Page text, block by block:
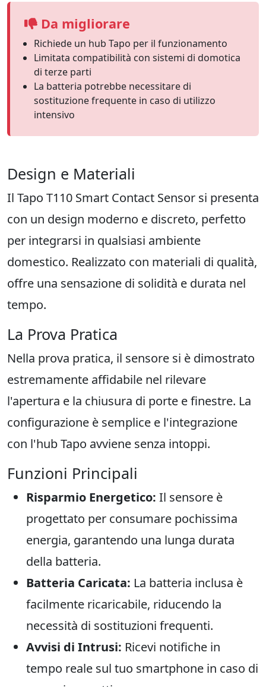
Da migliorare
Richiede un hub Tapo per il funzionamento
Limitata compatibilità con sistemi di domotica
di terze parti
La batteria potrebbe necessitare di
sostituzione frequente in caso di utilizzo
intensivo
Design e Materiali
Il Tapo T110 Smart Contact Sensor si presenta
con un design moderno e discreto, perfetto
per integrarsi in qualsiasi ambiente
domestico. Realizzato con materiali di qualità,
offre una sensazione di solidità e durata nel
tempo.
La Prova Pratica
Nella prova pratica, il sensore si è dimostrato
estremamente affidabile nel rilevare
l'apertura e la chiusura di porte e finestre. La
configurazione è semplice e l'integrazione
con l'hub Tapo avviene senza intoppi.
Funzioni Principali
Risparmio Energetico: Il sensore è
progettato per consumare pochissima
energia, garantendo una lunga durata
della batteria.
Batteria Caricata: La batteria inclusa è
facilmente ricaricabile, riducendo la
necessità di sostituzioni frequenti.
Avvisi di Intrusi: Ricevi notifiche in
tempo reale sul tuo smartphone in caso di